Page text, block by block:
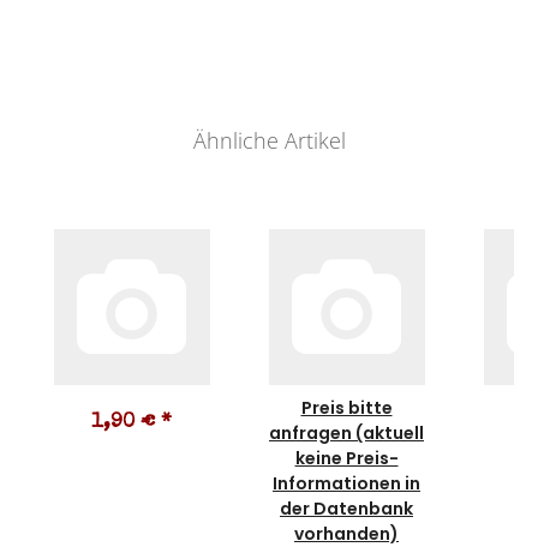
Ähnliche Artikel
1,90 € *
Preis bitte
anfragen (aktuell
keine Preis-
Informationen in
der Datenbank
vorhanden)